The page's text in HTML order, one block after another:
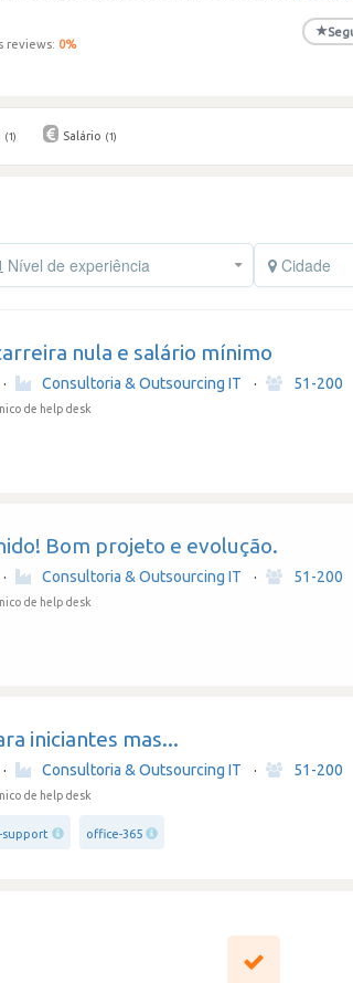
reviews: 0%
★
(1) Salário (1)
Nível de experiência Cidade
nula e salário mínimo
· Consultoria & Outsourcing IT · 51-200
de help desk
Bom projeto e evolução.
· Consultoria & Outsourcing IT · 51-200
de help desk
iniciantes mas...
· Consultoria & Outsourcing IT · 51-200
de help desk
support office-365